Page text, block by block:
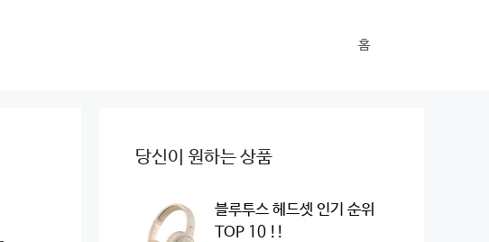
홈
당신이 원하는 상품
블루투스 헤드셋 인기 순위
TOP 10 !!